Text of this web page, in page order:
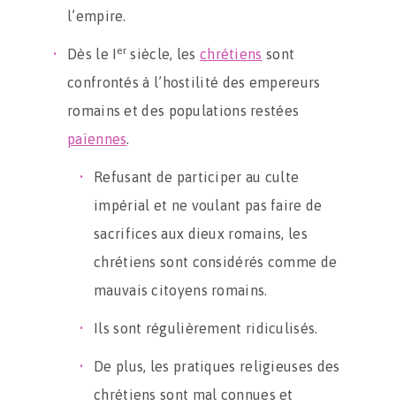
l’empire.
Dès le I er siècle, les chrétiens sont
confrontés à l’hostilité des empereurs
romains et des populations restées
païennes.
Refusant de participer au culte
impérial et ne voulant pas faire de
sacrifices aux dieux romains, les
chrétiens sont considérés comme de
mauvais citoyens romains.
Ils sont régulièrement ridiculisés.
De plus, les pratiques religieuses des
chrétiens sont mal connues et